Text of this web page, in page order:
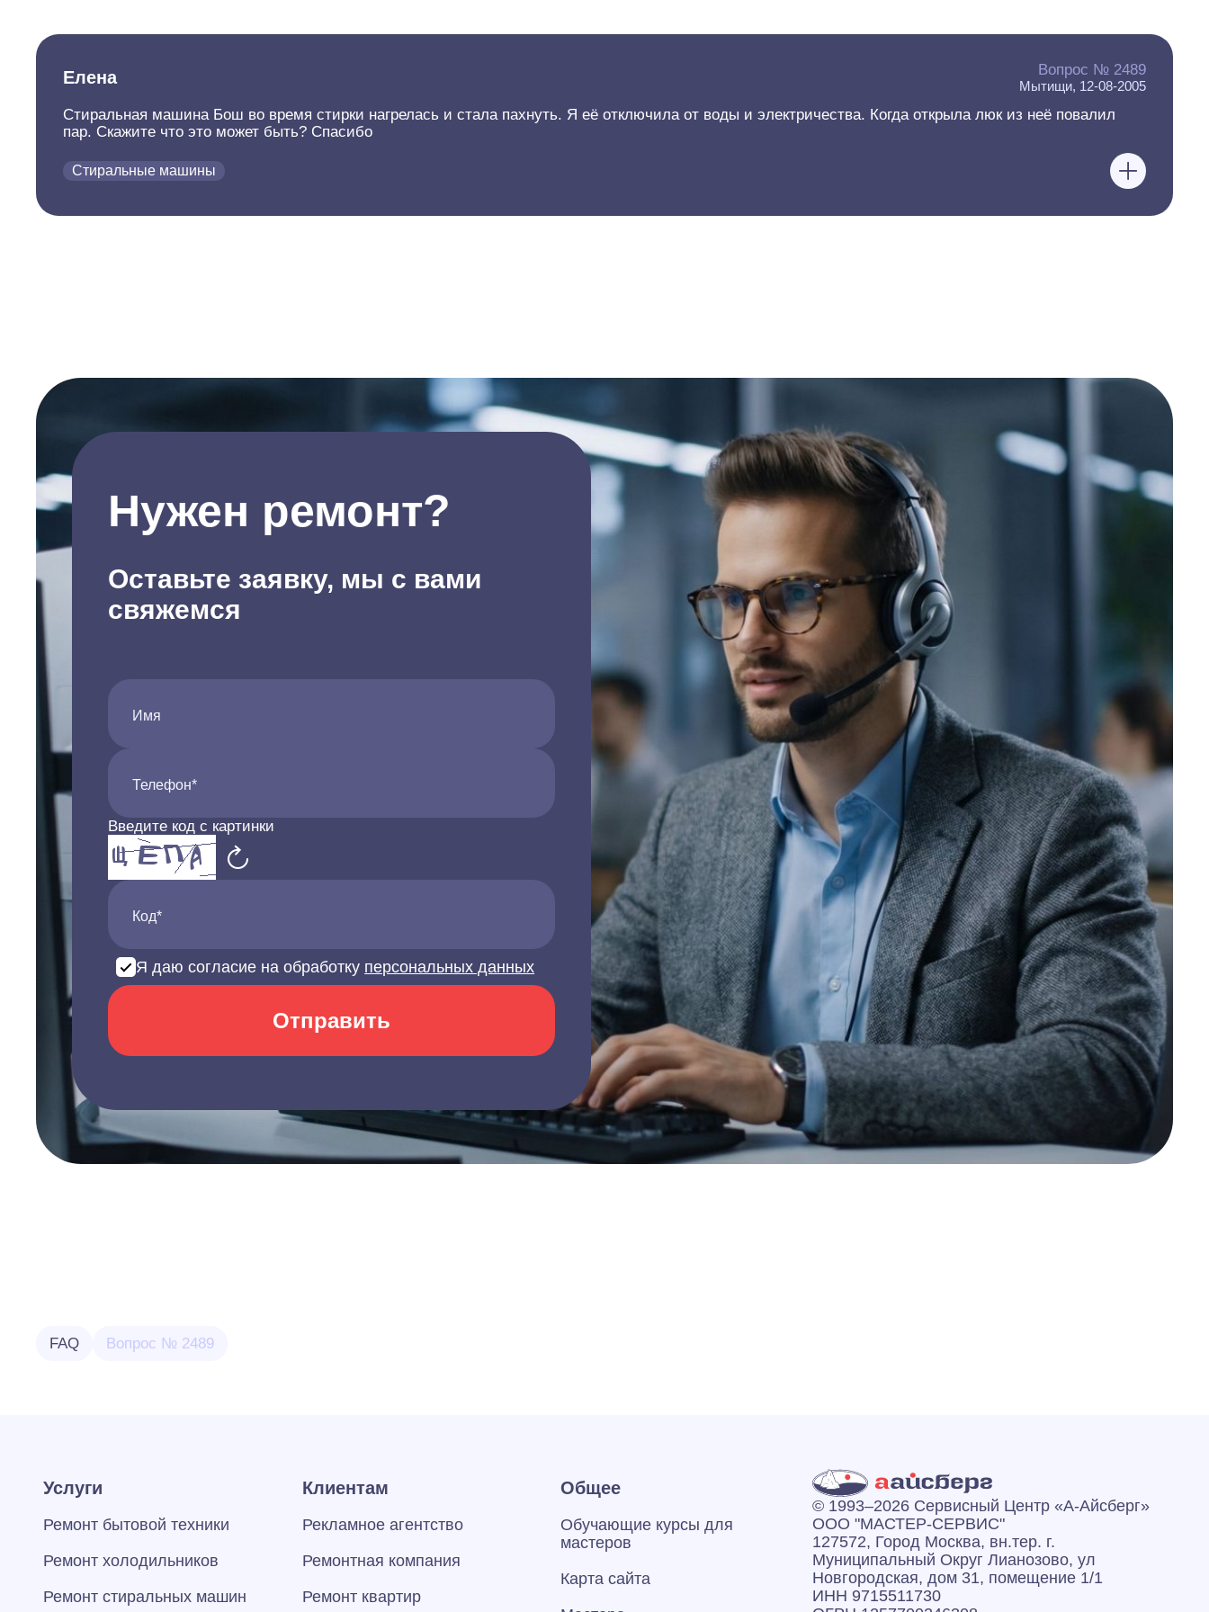
Елена Вопрос № 2489
Мытищи, 12-08-2005
Стиральная машина Бош во время стирки нагрелась и стала пахнуть. Я её отключила от воды и электричества. Когда открыла люк из неё повалил
пар. Скажите что это может быть? Спасибо
Стиральные машины
Нужен ремонт?
Оставьте заявку, мы с вами
свяжемся
Имя
Телефон*
Введите код с картинки
Код*
Я даю согласие на обработку персональных данных
Отправить
FAQ Вопрос № 2489
Услуги
Ремонт бытовой техники
Ремонт холодильников
Ремонт стиральных машин
Клиентам
Рекламное агентство
Ремонтная компания
Ремонт квартир
Общее
Обучающие курсы для
мастеров
Карта сайта
© 1993–2026 Сервисный Центр «А‑Айсберг»
ООО "МАСТЕР-СЕРВИС"
127572, Город Москва, вн.тер. г.
Муниципальный Округ Лианозово, ул
Новгородская, дом 31, помещение 1/1
ИНН 9715511730